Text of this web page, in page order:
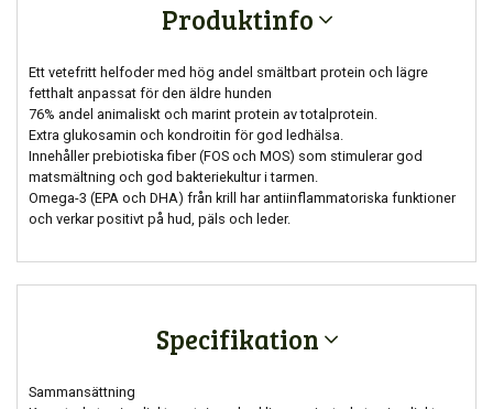
Produktinfo
Ett vetefritt helfoder med hög andel smältbart protein och lägre
fetthalt anpassat för den äldre hunden
76% andel animaliskt och marint protein av totalprotein.
Extra glukosamin och kondroitin för god ledhälsa.
Innehåller prebiotiska fiber (FOS och MOS) som stimulerar god
matsmältning och god bakteriekultur i tarmen.
Omega-3 (EPA och DHA) från krill har antiinflammatoriska funktioner
och verkar positivt på hud, päls och leder.
Specifikation
Sammansättning